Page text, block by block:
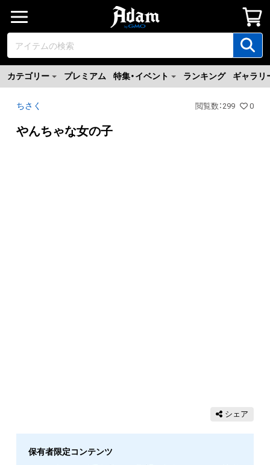
カテゴリー プレミアム 特集・イベント ランキング ギャラリ
ちさく 閲覧数 ：299 0
やんちゃな女の子
シェア
保有者限定コンテンツ